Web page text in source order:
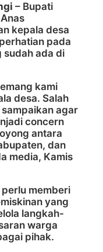
– Bupati
kepala desa
pada
sudah ada di
kami
desa. Salah
agar
concern
antara
dan
media, Kamis
memberi
yang
langkah-
warga
pihak.